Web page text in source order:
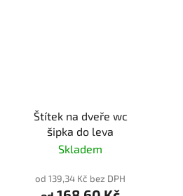
Štítek na dveře wc
šipka do leva
Skladem
od 139,34 Kč bez DPH